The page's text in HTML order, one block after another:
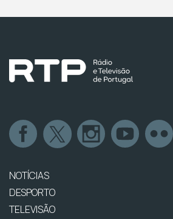
NOTÍCIAS
DESPORTO
TELEVISÃO